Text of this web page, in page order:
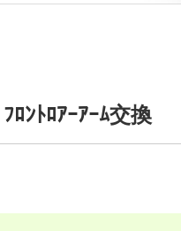
ﾝﾄﾛｱｰｱｰﾑ交換